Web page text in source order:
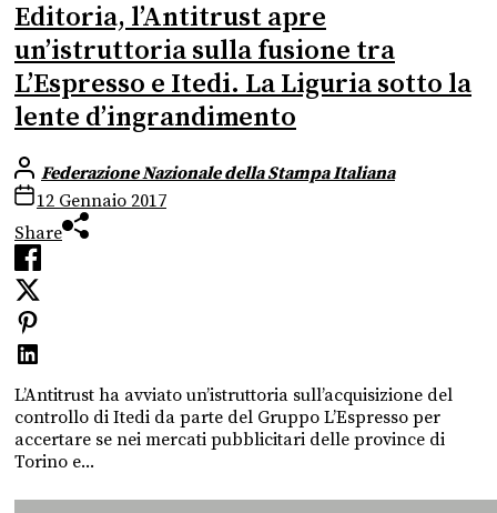
Editoria, l’Antitrust apre
un’istruttoria sulla fusione tra
L’Espresso e Itedi. La Liguria sotto la
lente d’ingrandimento
Federazione Nazionale della Stampa Italiana
12 Gennaio 2017
Share
L’Antitrust ha avviato un’istruttoria sull’acquisizione del
controllo di Itedi da parte del Gruppo L’Espresso per
accertare se nei mercati pubblicitari delle province di
Torino e...